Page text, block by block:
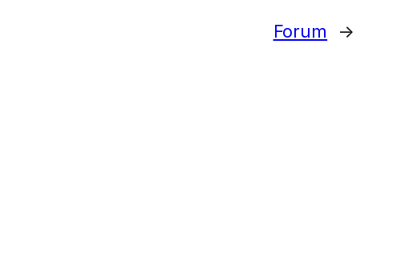
Forum →